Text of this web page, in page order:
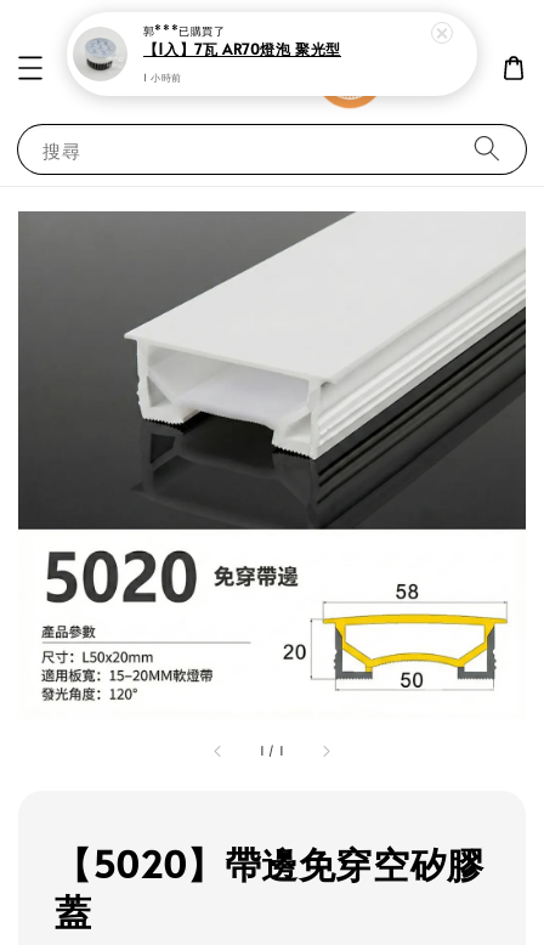
搜尋
1 / 1
【5020】帶邊免穿空矽膠
蓋
郭***已購買了
【1入】7瓦 AR70燈泡 聚光型
1 小時前